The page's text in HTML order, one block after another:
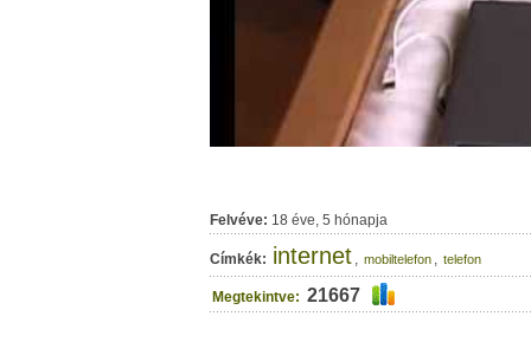
Felvéve: 18 éve, 5 hónapja
Címkék: internet , mobiltelefon , telefon
Megtekintve: 21667